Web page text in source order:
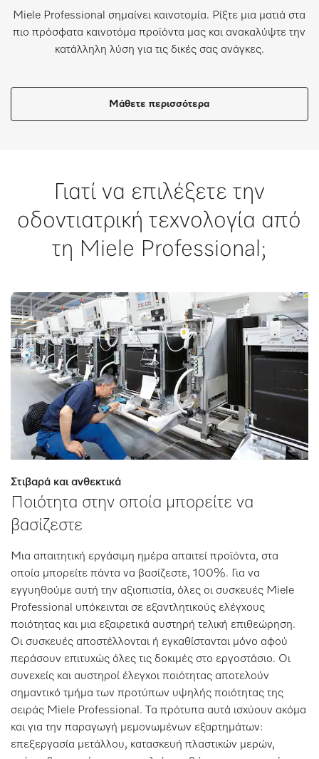
Miele Professional σημαίνει καινοτομία. Ρίξτε μια ματιά στα
πιο πρόσφατα καινοτόμα προϊόντα μας και ανακαλύψτε την
κατάλληλη λύση για τις δικές σας ανάγκες.
Μάθετε περισσότερα
Γιατί να επιλέξετε την
οδοντιατρική τεχνολογία από
τη Miele Professional;
Στιβαρά και ανθεκτικά
Ποιότητα στην οποία μπορείτε να
βασίζεστε
Μια απαιτητική εργάσιμη ημέρα απαιτεί προϊόντα, στα
οποία μπορείτε πάντα να βασίζεστε, 100%. Για να
εγγυηθούμε αυτή την αξιοπιστία, όλες οι συσκευές Miele
Professional υπόκεινται σε εξαντλητικούς ελέγχους
ποιότητας και μια εξαιρετικά αυστηρή τελική επιθεώρηση.
Οι συσκευές αποστέλλονται ή εγκαθίστανται μόνο αφού
περάσουν επιτυχώς όλες τις δοκιμές στο εργοστάσιο. Οι
συνεχείς και αυστηροί έλεγχοι ποιότητας αποτελούν
σημαντικό τμήμα των προτύπων υψηλής ποιότητας της
σειράς Miele Professional. Τα πρότυπα αυτά ισχύουν ακόμα
και για την παραγωγή μεμονωμένων εξαρτημάτων:
επεξεργασία μετάλλου, κατασκευή πλαστικών μερών,